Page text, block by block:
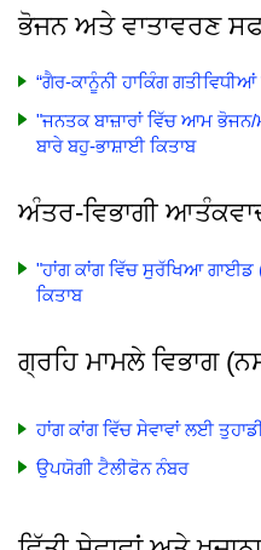
ਭੋਜਨ ਅਤੇ ਵਾਤਾਵਰਣ
“ਗੈਰ-ਕਾਨੂੰਨੀ ਹਾਕਿੰਗ
"ਜਨਤਕ ਬਾਜ਼ਾਰਾਂ ਵਿੱਚ ਆਮ
ਬਾਰੇ ਬਹੁ-ਭਾਸ਼ਾਈ ਕਿਤਾਬ
ਅੰਤਰ-ਵਿਭਾਗੀ
"ਹਾਂਗ ਕਾਂਗ ਵਿੱਚ ਸੁਰੱਖਿਆ ਗਾਈਡ
ਕਿਤਾਬ
ਗ੍ਰਹਿ ਮਾਮਲੇ ਵਿਭਾਗ
ਹਾਂਗ ਕਾਂਗ ਵਿੱਚ ਸੇਵਾਵਾਂ ਲਈ
ਉਪਯੋਗੀ ਟੈਲੀਫੋਨ ਨੰਬਰ